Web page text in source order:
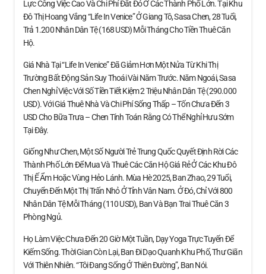
Lực Công Việc Cao Và Chi Phí Đắt Đỏ Ở Các Thành Phố Lớn. Tại Khu
Đô Thị Hoang Vắng “Life In Venice” Ở Giang Tô, Sasa Chen, 28 Tuổi,
Trả 1.200 Nhân Dân Tệ (168 USD) Mỗi Tháng Cho Tiền Thuê Căn
Hộ.
Giá Nhà Tại “Life In Venice” Đã Giảm Hơn Một Nửa Từ Khi Thị
Trường Bất Động Sản Suy Thoái Vài Năm Trước. Năm Ngoái, Sasa
Chen Nghỉ Việc Với Số Tiền Tiết Kiệm 2 Triệu Nhân Dân Tệ (290.000
USD). Với Giá Thuê Nhà Và Chi Phí Sống Thấp – Tốn Chưa Đến 3
USD Cho Bữa Trưa – Chen Tính Toán Rằng Có Thể Nghỉ Hưu Sớm
Tại Đây.
Giống Như Chen, Một Số Người Trẻ Trung Quốc Quyết Định Rời Các
Thành Phố Lớn Để Mua Và Thuê Các Căn Hộ Giá Rẻ Ở Các Khu Đô
Thị Ế Ẩm Hoặc Vùng Hẻo Lánh. Mùa Hè 2025, Ban Zhao, 29 Tuổi,
Chuyển Đến Một Thị Trấn Nhỏ Ở Tỉnh Vân Nam. Ở Đó, Chỉ Với 800
Nhân Dân Tệ Mỗi Tháng (110 USD), Ban Và Bạn Trai Thuê Căn 3
Phòng Ngủ.
Họ Làm Việc Chưa Đến 20 Giờ Một Tuần, Dạy Yoga Trực Tuyến Để
Kiếm Sống. Thời Gian Còn Lại, Ban Đi Dạo Quanh Khu Phố, Thư Giãn
Với Thiên Nhiên. “Tôi Đang Sống Ở Thiên Đường”, Ban Nói.